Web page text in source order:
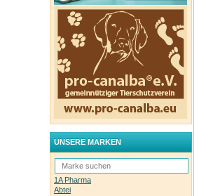
UNSERE MARKEN
1A Pharma
Abtei